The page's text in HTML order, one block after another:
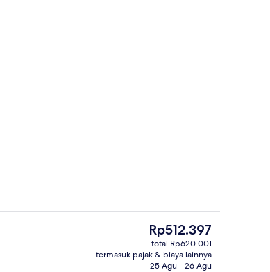
Melayani sarapan, makan siang, dan
Harga
saat
ini
Rp512.397
Rp512.397
total Rp620.001
termasuk pajak & biaya lainnya
25 Agu - 26 Agu